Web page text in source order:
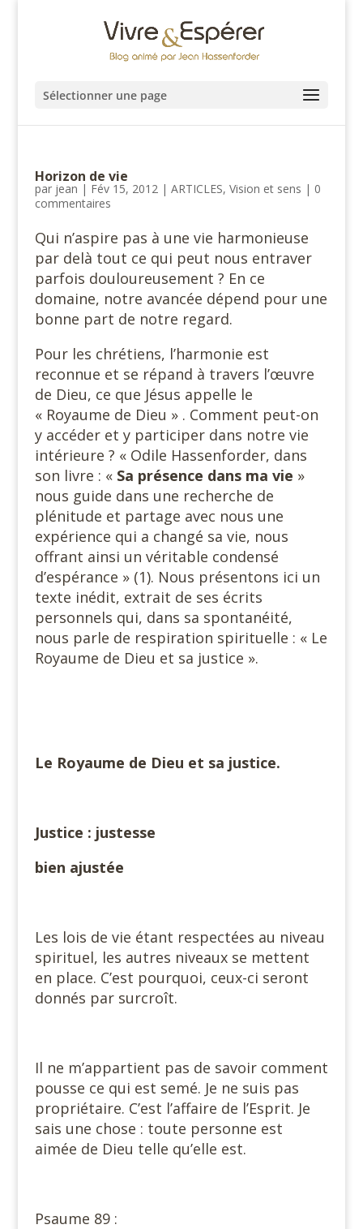
Sélectionner une page
Horizon de vie
par jean | Fév 15, 2012| ARTICLES, Vision et sens | 0
commentaires
Qui n’aspire pas à une vie harmonieuse
par delà tout ce qui peut nous entraver
parfois douloureusement ? En ce
domaine, notre avancée dépend pour une
bonne part de notre regard.
Pour les chrétiens, l’harmonie est
reconnue et se répand à travers l’œuvre
de Dieu, ce que Jésus appelle le
« Royaume de Dieu » . Comment peut-on
y accéder et y participer dans notre vie
intérieure ? « Odile Hassenforder, dans
son livre : « Sa présence dans ma vie »
nous guide dans une recherche de
plénitude et partage avec nous une
expérience qui a changé sa vie, nous
offrant ainsi un véritable condensé
d’espérance » (1). Nous présentons ici un
texte inédit, extrait de ses écrits
personnels qui, dans sa spontanéité,
nous parle de respiration spirituelle : « Le
Royaume de Dieu et sa justice ».
Le Royaume de Dieu et sa justice.
Justice : justesse
bien ajustée
Les lois de vie étant respectées au niveau
spirituel, les autres niveaux se mettent
en place. C’est pourquoi, ceux-ci seront
donnés par surcroît.
Il ne m’appartient pas de savoir comment
pousse ce qui est semé. Je ne suis pas
propriétaire. C’est l’affaire de l’Esprit. Je
sais une chose : toute personne est
aimée de Dieu telle qu’elle est.
Psaume 89 :